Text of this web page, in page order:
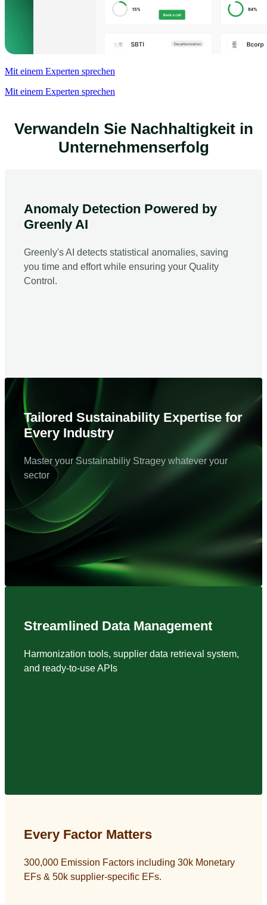
Mit einem Experten sprechen
Mit einem Experten sprechen
Verwandeln Sie Nachhaltigkeit in
Unternehmenserfolg
Anomaly Detection Powered by
Greenly AI
Greenly's AI detects statistical anomalies, saving
you time and effort while ensuring your Quality
Control.
Tailored Sustainability Expertise for
Every Industry
Master your Sustainabiliy Stragey whatever your
sector
Streamlined Data Management
Harmonization tools, supplier data retrieval system,
and ready-to-use APIs
Every Factor Matters
300,000 Emission Factors including 30k Monetary
EFs & 50k supplier-specific EFs.